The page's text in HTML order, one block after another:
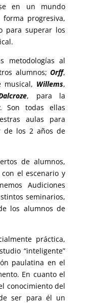
en un mundo
progresiva,
para superar los
metodologías al
alumnos;Orff,
musical, Willems,
, para la
. Son todas ellas
aulas para
de los 2 años de
de alumnos,
el escenario y
Audiciones
seminarios,
los alumnos de
práctica,
“inteligente”
paulatina en el
En cuanto el
conocimiento del
ser para él un